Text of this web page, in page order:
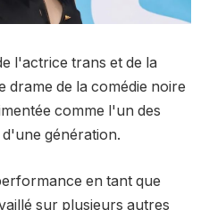
l'actrice trans et de la
drame de la comédie noire
comme l'un des
génération.
en tant que
sur plusieurs autres